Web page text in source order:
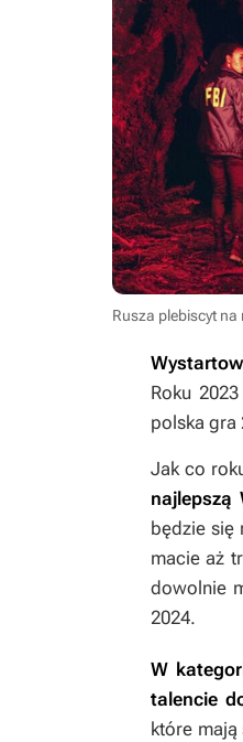
Rusza plebiscyt
Roku
polska gra
Jak co
najlepszą
będzie się
macie aż
dowolnie
2024.
W
talencie
które mają